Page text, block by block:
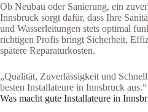
Ob Neubau oder Sanierung, ein
Innsbruck sorgt dafür, dass Ihre
und Wasserleitungen stets optimal
richtigen Profis bringt Sicherheit,
spätere Reparaturkosten.
„Qualität, Zuverlässigkeit und
besten Installateure in Innsbruck aus.“
Was macht gute Installateure in